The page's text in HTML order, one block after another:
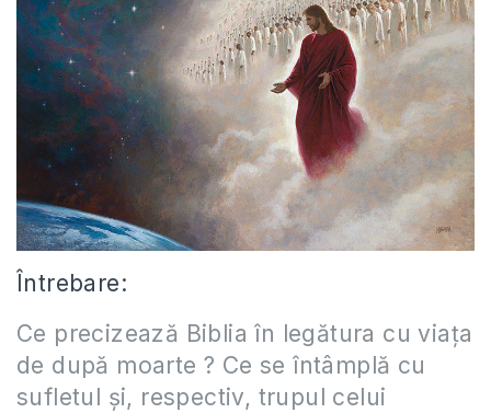
Întrebare:
Ce precizează Biblia în legătura cu viaţa
de după moarte ? Ce se întâmplă cu
sufletul şi, respectiv, trupul celui